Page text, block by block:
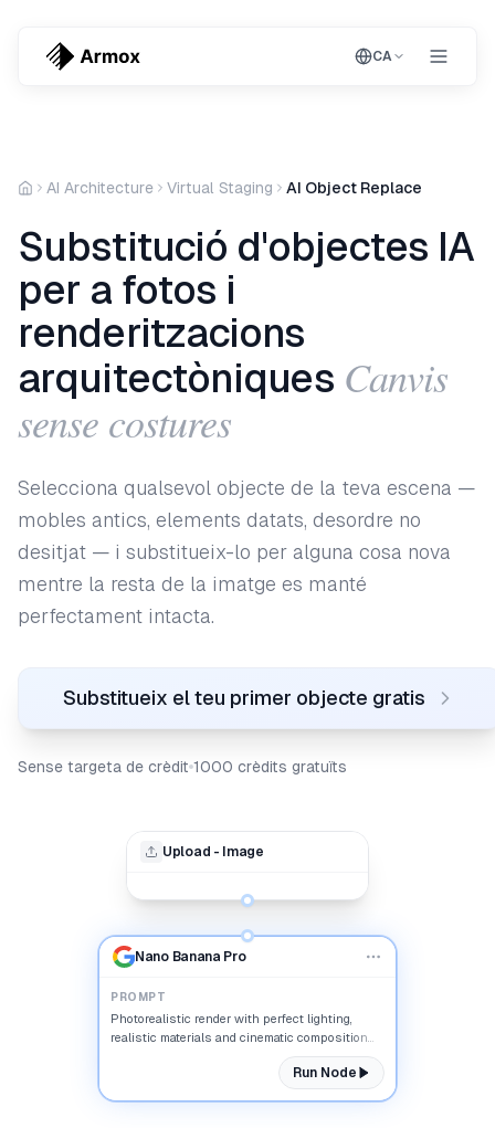
CA
AI Architecture Virtual Staging AI Object Replace
Substitució d'objectes IA
per a fotos i
renderitzacions
arquitectòniques Canvis
sense costures
Selecciona qualsevol objecte de la teva escena —
mobles antics, elements datats, desordre no
desitjat — i substitueix-lo per alguna cosa nova
mentre la resta de la imatge es manté
perfectament intacta.
Substitueix el teu primer objecte gratis
Sense targeta de crèdit 1000 crèdits gratuïts
Upload - Image
Nano Banana Pro
PROMPT
Photorealistic render with perfect lighting,
realistic materials and cinematic composition...
Run Node